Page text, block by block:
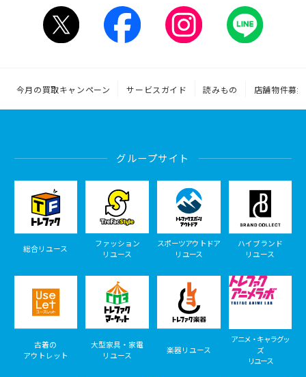
今月の買取キャンペーン サービスガイド 読みもの 店舗物件募集
グループサイト
総合リユース
ファッション
リユース
スポーツアウトドア
リユース
ハイブランド
リユース
古着の
アウトレット
大型家具・家電
リユース
楽器リユース
アニメ・キャラグッ
ズ
リユース